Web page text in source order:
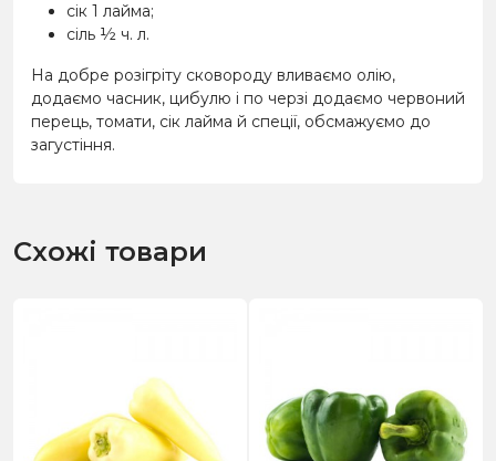
сік 1 лайма;
сіль ½ ч. л.
На добре розігріту сковороду вливаємо олію,
додаємо часник, цибулю і по черзі додаємо червоний
перець, томати, сік лайма й спеції, обсмажуємо до
загустіння.
Схожі товари